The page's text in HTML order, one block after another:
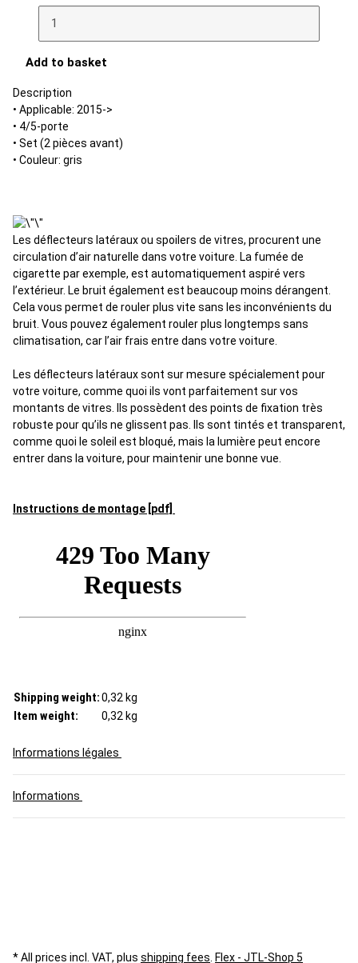
Add to basket
Description
• Applicable: 2015->
• 4/5-porte
• Set (2 pièces avant)
• Couleur: gris
Les déflecteurs latéraux ou spoilers de vitres, procurent une
circulation d’air naturelle dans votre voiture. La fumée de
cigarette par exemple, est automatiquement aspiré vers
l’extérieur. Le bruit également est beaucoup moins dérangent.
Cela vous permet de rouler plus vite sans les inconvénients du
bruit. Vous pouvez également rouler plus longtemps sans
climatisation, car l’air frais entre dans votre voiture.
Les déflecteurs latéraux sont sur mesure spécialement pour
votre voiture, comme quoi ils vont parfaitement sur vos
montants de vitres. Ils possèdent des points de fixation très
robuste pour qu’ils ne glissent pas. Ils sont tintés et transparent,
comme quoi le soleil est bloqué, mais la lumière peut encore
entrer dans la voiture, pour maintenir une bonne vue.
Instructions de montage [pdf]
Shipping weight:0,32 kg
Item weight: 0,32 kg
Informations légales
Informations
* All prices incl. VAT, plus shipping fees. Flex - JTL-Shop 5